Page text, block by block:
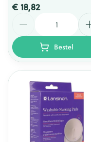
€ 18,82
Bestel